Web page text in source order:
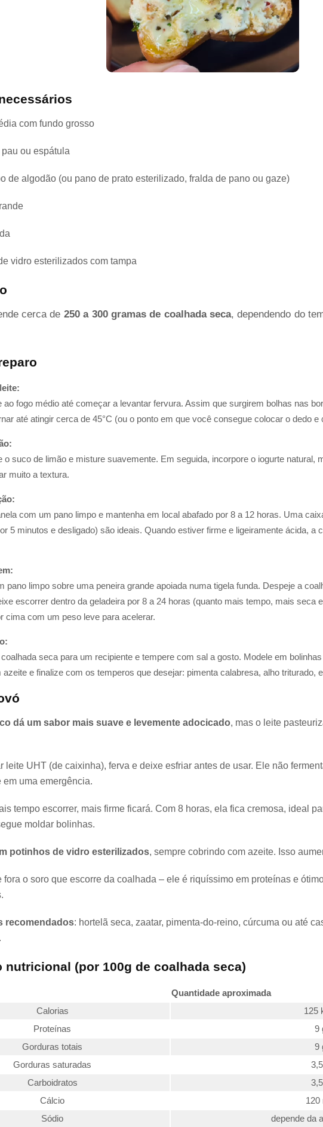
com fundo grosso
ou espátula
de algodão (ou pano de prato esterilizado, fralda de pano ou gaze)
vidro esterilizados com tampa
cerca de 250 a 300 gramas de coalhada seca, dependendo do
ao fogo médio até começar a levantar fervura. Assim que surgirem bolhas nas
até atingir cerca de 45°C (ou o ponto em que você consegue colocar o dedo
o suco de limão e misture suavemente. Em seguida, incorpore o iogurte natural,
muito a textura.
com um pano limpo e mantenha em local abafado por 8 a 12 horas. Uma
5 minutos e desligado) são ideais. Quando estiver firme e ligeiramente ácida, a
pano limpo sobre uma peneira grande apoiada numa tigela funda. Despeje a
escorrer dentro da geladeira por 8 a 24 horas (quanto mais tempo, mais seca
cima com um peso leve para acelerar.
seca para um recipiente e tempere com sal a gosto. Modele em
azeite e finalize com os temperos que desejar: pimenta calabresa, alho triturado,
dá um sabor mais suave e levemente adocicado, mas o leite
leite UHT (de caixinha), ferva e deixe esfriar antes de usar. Ele não
em uma emergência.
tempo escorrer, mais firme ficará. Com 8 horas, ela fica cremosa, ideal
moldar bolinhas.
potinhos de vidro esterilizados, sempre cobrindo com azeite. Isso
fora o soro que escorre da coalhada – ele é riquíssimo em proteínas e
recomendados: hortelã seca, zaatar, pimenta-do-reino, cúrcuma ou até
nutricional (por 100g de coalhada seca)
Quantidade aproximada
Calorias
125
Proteínas
9
Gorduras totais
9
Gorduras saturadas
Carboidratos
Cálcio
120
Sódio
depende da